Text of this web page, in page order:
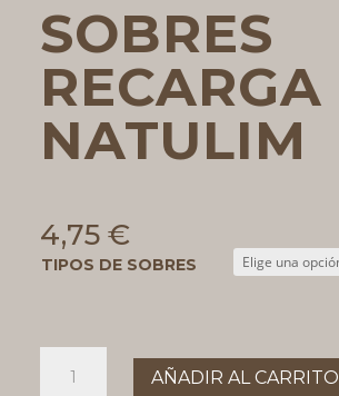
SOBRES
RECARGA
NATULIM
4,75 €
TIPOS DE SOBRES
RECARGA
AÑADIR AL CARRITO